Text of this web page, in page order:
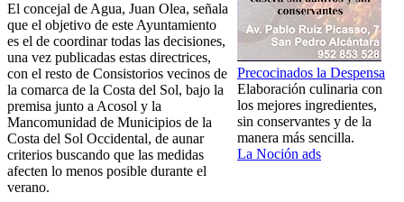
Precocinados la Despensa
Elaboración culinaria con
los mejores ingredientes,
sin conservantes y de la
manera más sencilla.
La Noción ads
El concejal de Agua, Juan Olea, señala
que el objetivo de este Ayuntamiento
es el de coordinar todas las decisiones,
una vez publicadas estas directrices,
con el resto de Consistorios vecinos de
la comarca de la Costa del Sol, bajo la
premisa junto a Acosol y la
Mancomunidad de Municipios de la
Costa del Sol Occidental, de aunar
criterios buscando que las medidas
afecten lo menos posible durante el
verano.